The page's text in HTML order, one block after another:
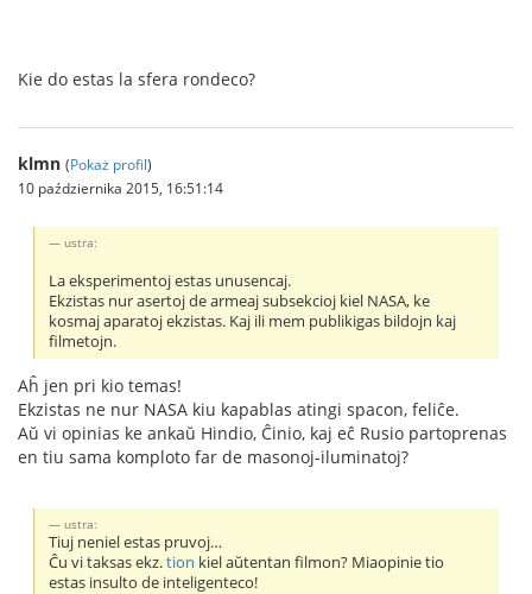
Kie do estas la sfera rondeco?
klmn (Pokaż profil)
10 października 2015, 16:51:14
ustra:
La eksperimentoj estas unusencaj.
Ekzistas nur asertoj de armeaj subsekcioj kiel NASA, ke
kosmaj aparatoj ekzistas. Kaj ili mem publikigas bildojn kaj
filmetojn.
Aĥ jen pri kio temas!
Ekzistas ne nur NASA kiu kapablas atingi spacon, feliĉe.
Aŭ vi opinias ke ankaŭ Hindio, Ĉinio, kaj eĉ Rusio partoprenas
en tiu sama komploto far de masonoj-iluminatoj?
ustra:
Tiuj neniel estas pruvoj…
Ĉu vi taksas ekz.tion kiel aŭtentan filmon? Miaopinie tio
estas insulto de inteligenteco!